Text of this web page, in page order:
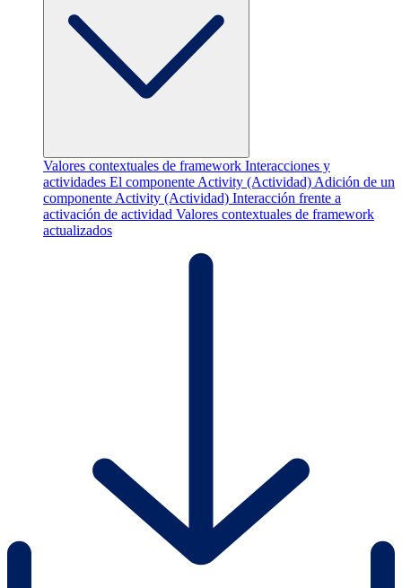
Valores contextuales de framework Interacciones y
actividades El componente Activity (Actividad) Adición de un
componente Activity (Actividad) Interacción frente a
activación de actividad Valores contextuales de framework
actualizados